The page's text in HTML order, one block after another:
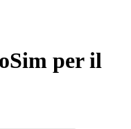
per il